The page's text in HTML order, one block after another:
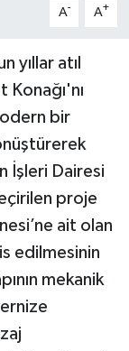
A- A+
yıllar atıl
Konağı'nı
bir
İşleri Dairesi
proje
ait olan
edilmesinin
mekanik